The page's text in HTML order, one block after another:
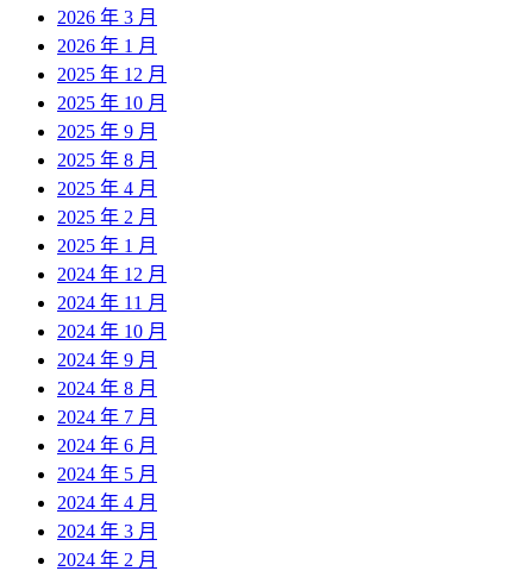
2026 年 3 月
2026 年 1 月
2025 年 12 月
2025 年 10 月
2025 年 9 月
2025 年 8 月
2025 年 4 月
2025 年 2 月
2025 年 1 月
2024 年 12 月
2024 年 11 月
2024 年 10 月
2024 年 9 月
2024 年 8 月
2024 年 7 月
2024 年 6 月
2024 年 5 月
2024 年 4 月
2024 年 3 月
2024 年 2 月